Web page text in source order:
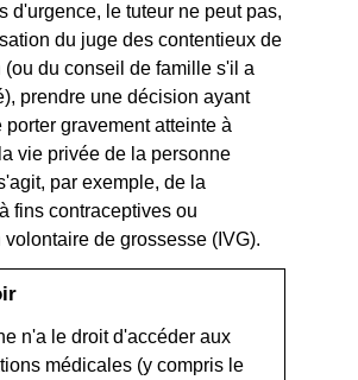
d'urgence, le tuteur ne peut pas,
du juge des contentieux de
(ou du conseil de famille s'il a
prendre une décision ayant
porter gravement atteinte à
vie privée de la personne
par exemple, de la
fins contraceptives ou
volontaire de grossesse (IVG).
n'a le droit d'accéder aux
médicales (y compris le